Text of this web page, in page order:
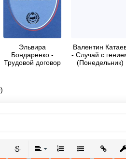
Эльвира
Бондаренко -
Трудовой договор
Валентин
- Случай с
(Понедельник)